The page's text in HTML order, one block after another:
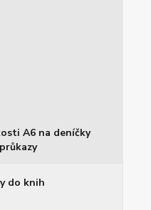
A6 na deníčky
do knih